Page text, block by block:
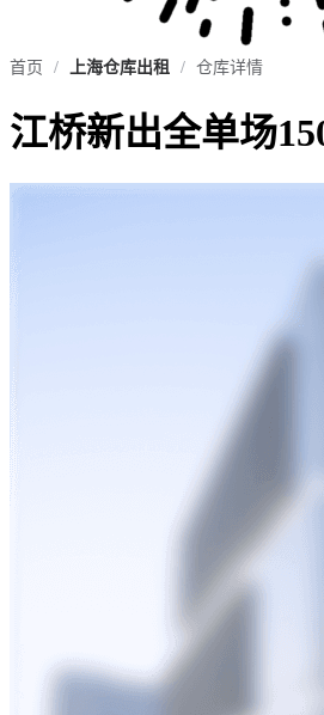
首页 / 上海仓库出租 / 仓库详情
江桥新出全单场